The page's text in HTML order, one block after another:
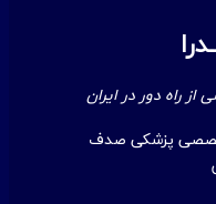
راه دور در ایران
پزشکی صدف